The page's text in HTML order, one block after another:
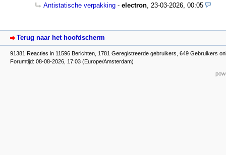
Antistatische verpakking - electron, 23-03-2026, 00:05
Terug naar het hoofdscherm
91381 Reacties in 11596 Berichten, 1781 Geregistreerde gebruikers, 649 Gebruikers
Forumtijd: 08-08-2026, 17:03 (Europe/Amsterdam)